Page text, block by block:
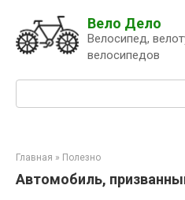
контенту
Вело Дело
Велосипед,
велосипедов
Главная » Полезно
Автомобиль,